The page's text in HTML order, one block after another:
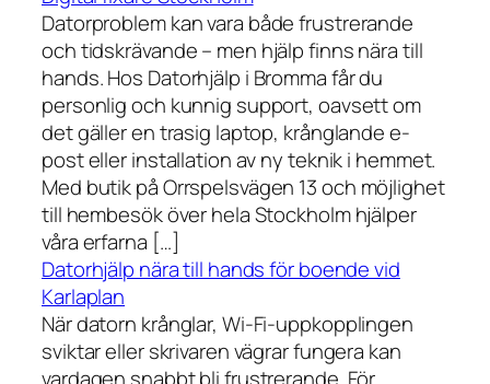
Datorproblem kan vara både frustrerande
och tidskrävande – men hjälp finns nära till
hands. Hos Datorhjälp i Bromma får du
personlig och kunnig support, oavsett om
det gäller en trasig laptop, krånglande e-
post eller installation av ny teknik i hemmet.
Med butik på Orrspelsvägen 13 och möjlighet
till hembesök över hela Stockholm hjälper
våra erfarna […]
Datorhjälp nära till hands för boende vid
Karlaplan
När datorn krånglar, Wi-Fi-uppkopplingen
sviktar eller skrivaren vägrar fungera kan